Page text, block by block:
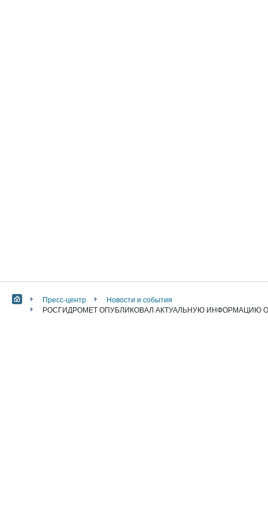
Пресс-центр
Новости и события
РОСГИДРОМЕТ ОПУБЛИКОВАЛ АКТУАЛЬНУЮ ИНФОРМАЦИЮ